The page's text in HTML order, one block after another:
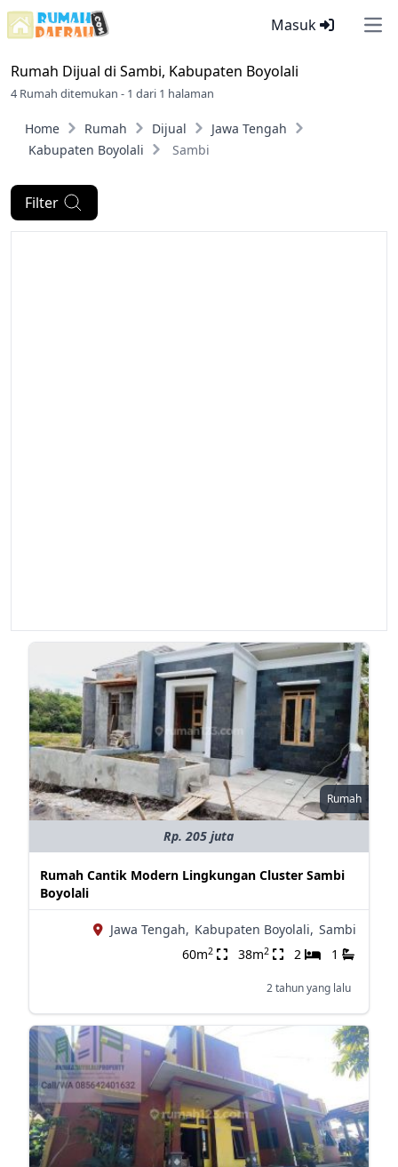
Masuk
Rumah Dijual di Sambi, Kabupaten Boyolali
4 Rumah ditemukan - 1 dari 1 halaman
Home Rumah Dijual
Jawa Tengah
Kabupaten Boyolali
Sambi
Filter
Rumah
Rp. 205 juta
Rumah Cantik Modern Lingkungan Cluster Sambi
Boyolali
Jawa Tengah, Kabupaten Boyolali, Sambi
60m2 38m2 2 1
2 tahun yang lalu